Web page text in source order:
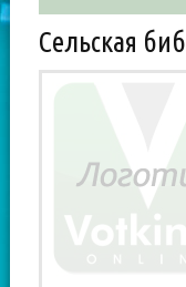
Сельская